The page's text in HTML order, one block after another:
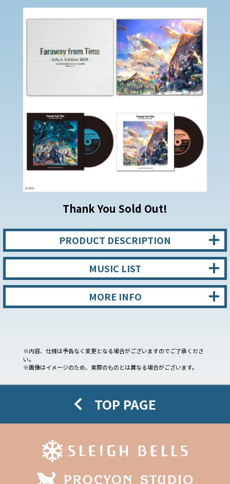
Thank You Sold Out!
PRODUCT DESCRIPTION
MUSIC LIST
MORE INFO
※内容、仕様は予告なく変更となる場合がございますのでご了承くださ
い。
※画像はイメージのため、実際のものとは異なる場合がございます。
TOP PAGE